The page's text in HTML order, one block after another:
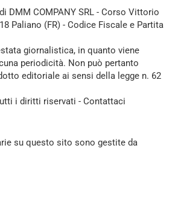
DMM COMPANY SRL - Corso Vittorio
Paliano (FR) - Codice Fiscale e Partita
giornalistica, in quanto viene
periodicità. Non può pertanto
editoriale ai sensi della legge n. 62
i diritti riservati - Contattaci
su questo sito sono gestite da